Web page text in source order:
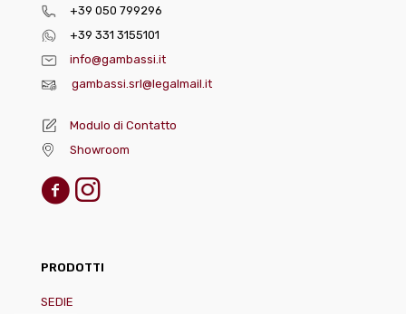
+39 050 799296
+39 331 3155101
info@gambassi.it
gambassi.srl@legalmail.it
Modulo di Contatto
Showroom
PRODOTTI
SEDIE